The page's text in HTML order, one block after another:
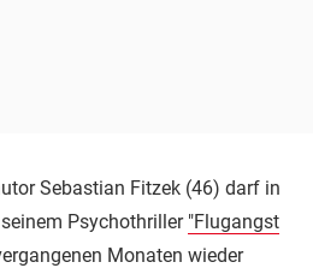
Sebastian Fitzek (46) darf in
Psychothriller "Flugangst
Monaten wieder